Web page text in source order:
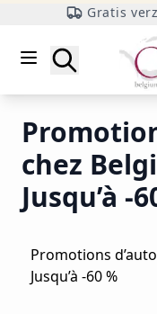
Gratis
Zoeken
chez
Jusqu’à -
Promotions
Jusqu’à -60 %